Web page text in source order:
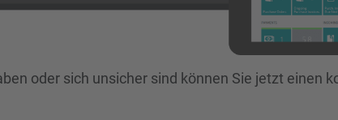
oder sich unsicher sind können Sie jetzt einen